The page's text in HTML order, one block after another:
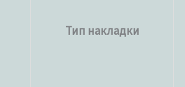
Тип накладки